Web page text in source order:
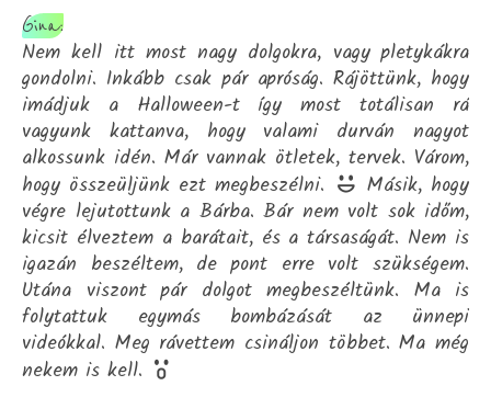
Gina:
Nem kell itt most nagy dolgokra, vagy pletykákra
gondolni. Inkább csak pár apróság. Rájöttünk, hogy
imádjuk a Halloween-t így most totálisan rá
vagyunk kattanva, hogy valami durván nagyot
alkossunk idén. Már vannak ötletek, tervek. Várom,
hogy összeüljünk ezt megbeszélni.
Másik, hogy
végre lejutottunk a Bárba. Bár nem volt sok időm,
kicsit élveztem a barátait, és a társaságát. Nem is
igazán beszéltem, de pont erre volt szükségem.
Utána viszont pár dolgot megbeszéltünk. Ma is
folytattuk egymás bombázását az ünnepi
videókkal. Meg rávettem csináljon többet. Ma még
nekem is kell.